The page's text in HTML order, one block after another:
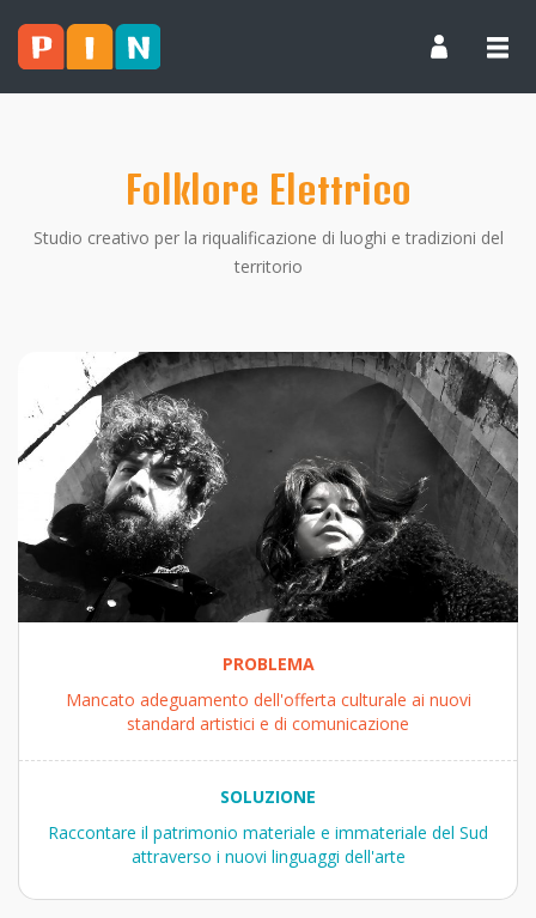
Folklore Elettrico
Studio creativo per la riqualificazione di luoghi e tradizioni del
territorio
PROBLEMA
Mancato adeguamento dell'offerta culturale ai nuovi
standard artistici e di comunicazione
SOLUZIONE
Raccontare il patrimonio materiale e immateriale del Sud
attraverso i nuovi linguaggi dell'arte